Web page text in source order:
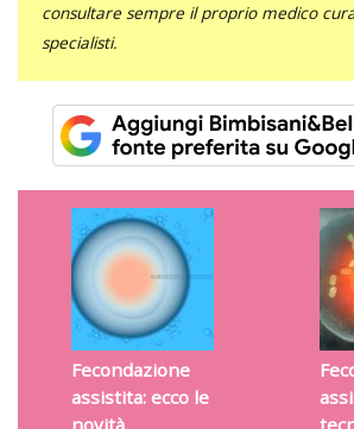
consultare sempre il proprio medico
specialisti.
Fecondazione
assistita: ecco le